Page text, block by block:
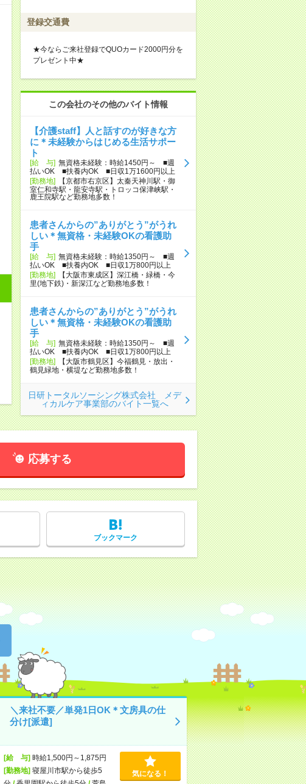
登録交通費
★今ならご来社登録でQUOカード2000円分を
プレゼント中★
この会社のその他のバイト情報
【介護staff】人と話すのが好きな方
に＊未経験からはじめる生活サポー
ト
[給 与] 無資格未経験：時給1450円～ ■週
払いOK ■扶養内OK ■日収1万1600円以上
[勤務地]
【京都市右京区】太秦天神川駅・御
室仁和寺駅・龍安寺駅・トロッコ保津峡駅・
鹿王院駅など勤務地多数！
患者さんからの”ありがとう”がうれ
しい＊無資格・未経験OKの看護助
手
[給 与] 無資格未経験：時給1350円～ ■週
払いOK ■扶養内OK ■日収1万800円以上
[勤務地]
【大阪市東成区】深江橋・緑橋・今
里(地下鉄)・新深江など勤務地多数！
患者さんからの”ありがとう”がうれ
しい＊無資格・未経験OKの看護助
手
[給 与] 無資格未経験：時給1350円～ ■週
払いOK ■扶養内OK ■日収1万800円以上
[勤務地]
【大阪市鶴見区】今福鶴見・放出・
鶴見緑地・横堤など勤務地多数！
日研トータルソーシング株式会社 メデ
ィカルケア事業部のバイト一覧へ
応募する
ブックマーク
＼来社不要／単発1日OK＊文房具の仕
分け[派遣]
[給 与]時給1,500円～1,875円
[勤務地]寝屋川市駅から徒歩5
気になる！